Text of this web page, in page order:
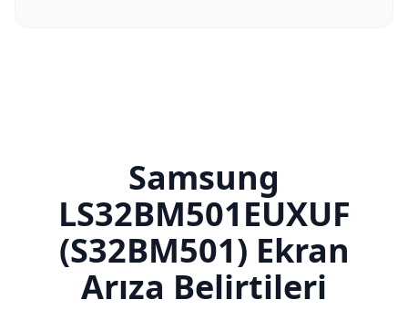
Samsung
LS32BM501EUXUF
(S32BM501) Ekran
Arıza Belirtileri